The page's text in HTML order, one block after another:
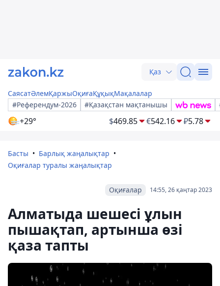
Қаз
СаясатӘлемҚаржыОқиғаҚұқықМақалалар
#Референдум-2026
#Қазақстан мақтанышы
+29° $469.85 €542.16 ₽5.78
Басты
Барлық жаңалықтар
Оқиғалар туралы жаңалықтар
14:55, 26 қаңтар 2023
Оқиғалар
Алматыда шешесі ұлын
пышақтап, артынша өзі
қаза тапты